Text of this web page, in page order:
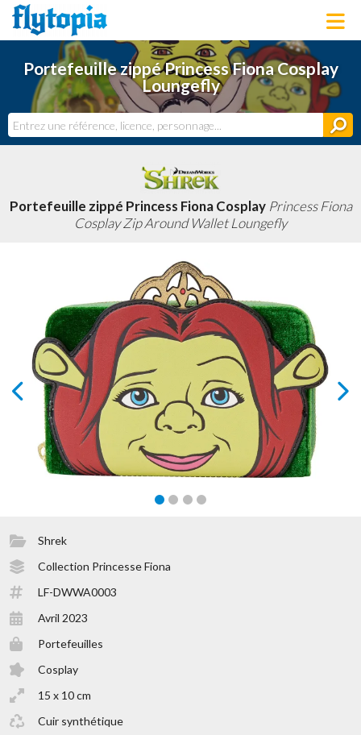
LOUNGEFLY
LICENCES
NOUVEAUTÉS
BONS PLANS
ACTUALITÉS
DERNIERS AJOUTS
Portefeuille zippé Princess Fiona Cosplay
Loungefly
Portefeuille zippé Princess Fiona Cosplay Princess Fiona
Cosplay Zip Around Wallet Loungefly
prev
Shrek
Collection Princesse Fiona
LF-DWWA0003
Avril 2023
Portefeuilles
Cosplay
15 x 10 cm
Cuir synthétique